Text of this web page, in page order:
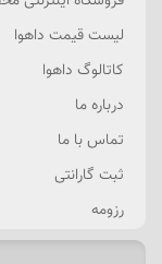
لیست قیمت داهوا
کاتالوگ داهوا
درباره ما
تماس با ما
ثبت گارانتی
رزومه